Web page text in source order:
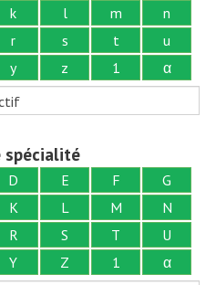
k l m
n
r s t
u
y z 1
α
spécialité
D E F
G
K L M
N
R S T
U
Y Z 1
α